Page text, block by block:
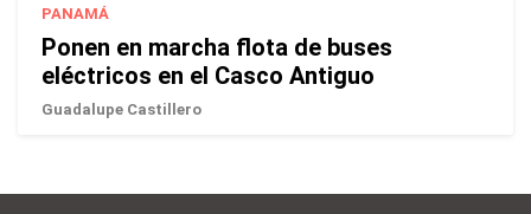
PANAMÁ
Ponen en marcha flota de buses
eléctricos en el Casco Antiguo
Guadalupe Castillero